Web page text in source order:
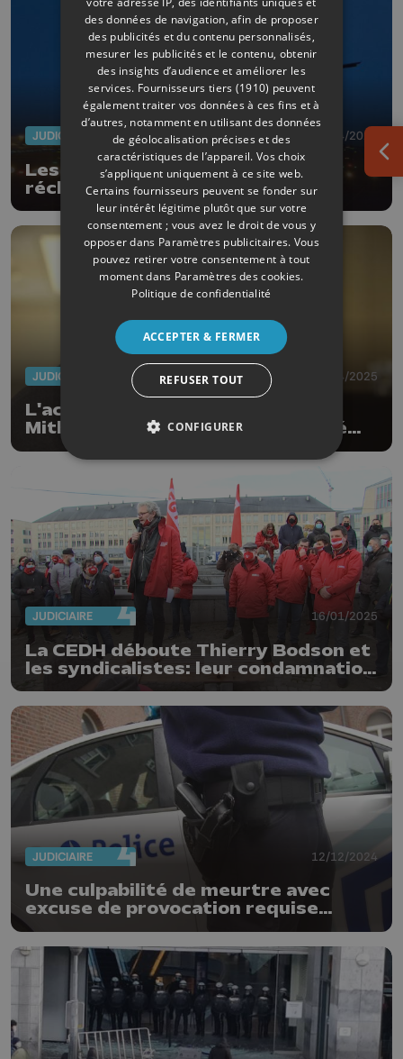
JUDICIAIRE 30/04/2025
Les riverains de Liège Airport
réclament la fixation de leur
indemnisation
JUDICIAIRE 17/04/2025
L'acquittement du fondateur de
Mithra François Fornieri confirmé
par la cour d'appel
JUDICIAIRE 16/01/2025
La CEDH déboute Thierry Bodson et
les syndicalistes: leur condamnation
au pénal est valable
JUDICIAIRE 12/12/2024
Une culpabilité de meurtre avec
excuse de provocation requise
des données de navigation, afin de proposer
des publicités et du contenu personnalisés,
mesurer les publicités et le contenu, obtenir
des insights d’audience et améliorer les
services. Fournisseurs tiers (1910) peuvent
également traiter vos données à ces fins et à
d’autres, notamment en utilisant des données
de géolocalisation précises et des
caractéristiques de l’appareil. Vos choix
s’appliquent uniquement à ce site web.
Certains fournisseurs peuvent se fonder sur
leur intérêt légitime plutôt que sur votre
consentement ; vous avez le droit de vous y
opposer dans Paramètres publicitaires. Vous
pouvez retirer votre consentement à tout
moment dans Paramètres des cookies.
Politique de confidentialité
ACCEPTER & FERMER
REFUSER TOUT
CONFIGURER